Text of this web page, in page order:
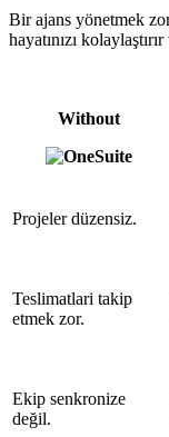
Bir ajans yönetmek
hayatınızı
Without
Projeler düzensiz.
Teslimatlari takip
etmek zor.
Ekip senkronize
değil.